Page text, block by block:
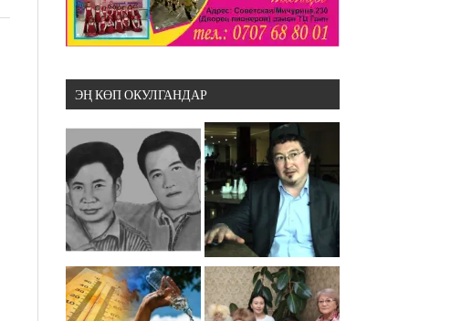
ЭҢ КӨП ОКУЛГАНДАР